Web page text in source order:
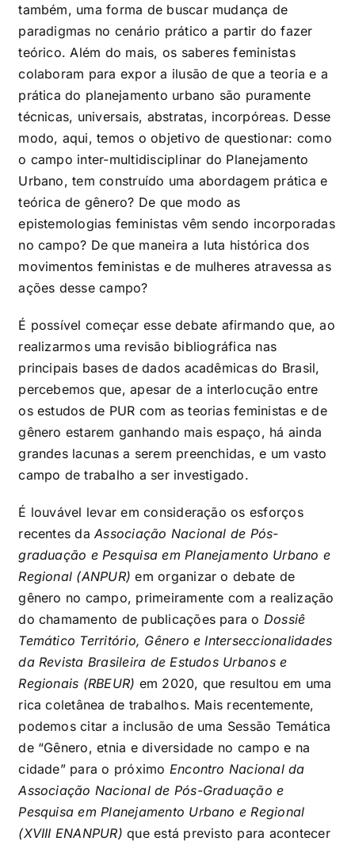
também, uma forma de buscar mudança de
paradigmas no cenário prático a partir do fazer
teórico. Além do mais, os saberes feministas
colaboram para expor a ilusão de que a teoria e a
prática do planejamento urbano são puramente
técnicas, universais, abstratas, incorpóreas. Desse
modo, aqui, temos o objetivo de questionar: como
o campo inter-multidisciplinar do Planejamento
Urbano, tem construído uma abordagem prática e
teórica de gênero? De que modo as
epistemologias feministas vêm sendo incorporadas
no campo? De que maneira a luta histórica dos
movimentos feministas e de mulheres atravessa as
ações desse campo?
É possível começar esse debate afirmando que, ao
realizarmos uma revisão bibliográfica nas
principais bases de dados acadêmicas do Brasil,
percebemos que, apesar de a interlocução entre
os estudos de PUR com as teorias feministas e de
gênero estarem ganhando mais espaço, há ainda
grandes lacunas a serem preenchidas, e um vasto
campo de trabalho a ser investigado.
É louvável levar em consideração os esforços
recentes daAssociação Nacional de Pós-
graduação e Pesquisa em Planejamento Urbano e
Regional (ANPUR)em organizar o debate de
gênero no campo, primeiramente com a realização
do chamamento de publicações para o Dossiê
Temático Território, Gênero e Interseccionalidades
da Revista Brasileira de Estudos Urbanos e
Regionais (RBEUR) em 2020, que resultou em uma
rica coletânea de trabalhos. Mais recentemente,
podemos citar a inclusão de uma Sessão Temática
de “Gênero, etnia e diversidade no campo e na
cidade” para o próximo Encontro Nacional da
Associação Nacional de Pós-Graduação e
Pesquisa em Planejamento Urbano e Regional
(XVIII ENANPUR)que está previsto para acontecer